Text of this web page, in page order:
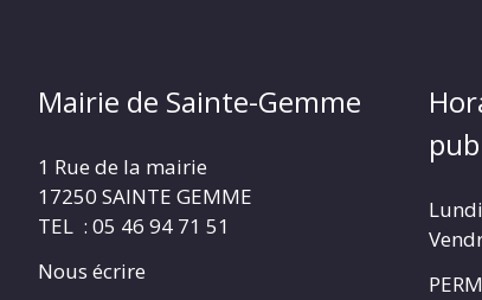
Mairie de Sainte-Gemme
1 Rue de la mairie
17250 SAINTE GEMME
TEL : 05 46 94 71 51
Nous écrire